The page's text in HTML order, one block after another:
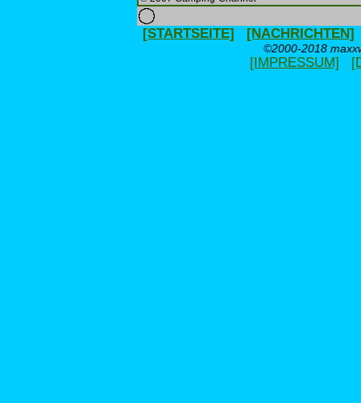
[STARTSEITE] [NACHRICHTEN]
©2000-2018
[IMPRESSUM]